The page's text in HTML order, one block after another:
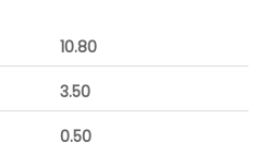
10.80
3.50
0.50